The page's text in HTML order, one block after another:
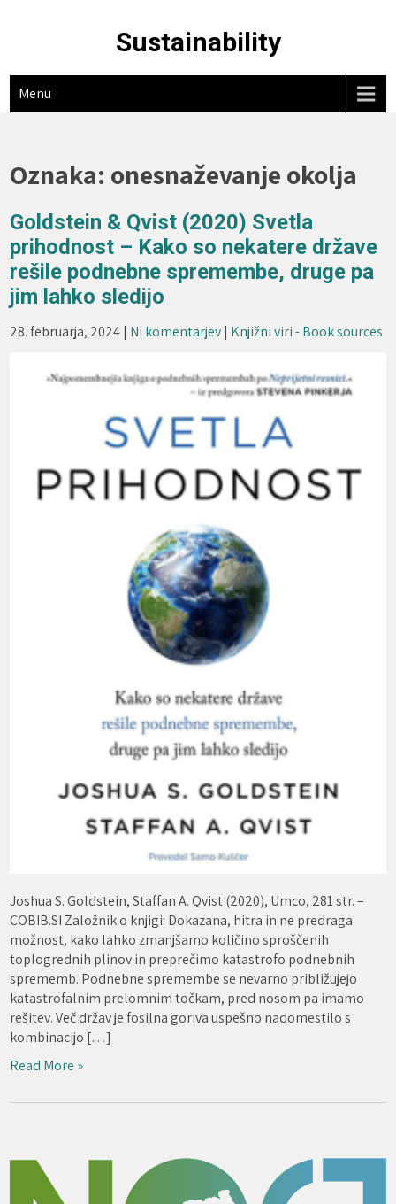
Sustainability
Menu
Oznaka: onesnaževanje okolja
Goldstein & Qvist (2020) Svetla
prihodnost – Kako so nekatere države
rešile podnebne spremembe, druge pa
jim lahko sledijo
28. februarja, 2024| Ni komentarjev| Knjižni viri - Book sources
Joshua S. Goldstein, Staffan A. Qvist (2020), Umco, 281 str. –
COBIB.SI Založnik o knjigi: Dokazana, hitra in ne predraga
možnost, kako lahko zmanjšamo količino sproščenih
toplogrednih plinov in preprečimo katastrofo podnebnih
sprememb. Podnebne spremembe se nevarno približujejo
katastrofalnim prelomnim točkam, pred nosom pa imamo
rešitev. Več držav je fosilna goriva uspešno nadomestilo s
kombinacijo […]
Read More »